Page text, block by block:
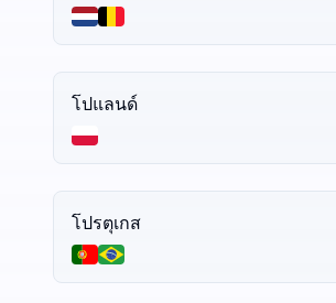
โปแลนด์
โปรตุเกส